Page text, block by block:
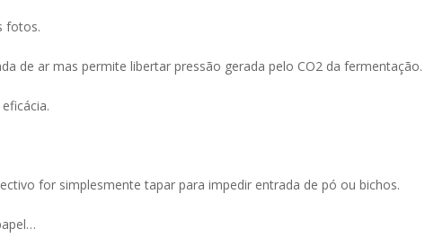
fotos.
de ar mas permite libertar pressão gerada pelo CO2 da fermentação.
for simplesmente tapar para impedir entrada de pó ou bichos.